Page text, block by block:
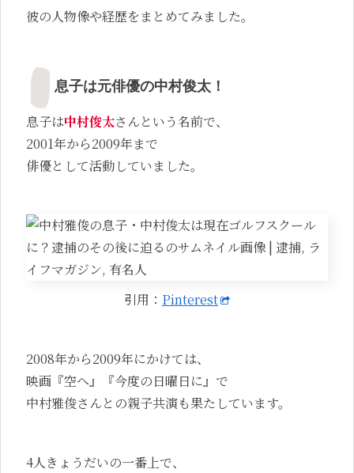
彼の人物像や経歴をまとめてみました。
息子は元俳優の中村俊太！
息子は中村俊太さんという名前で、
2001年から2009年まで
俳優として活動していました。
引用： Pinterest
2008年から2009年にかけては、
映画『空へ』『今度の日曜日に』で
中村雅俊さんとの親子共演も果たしています。
4人きょうだいの一番上で、